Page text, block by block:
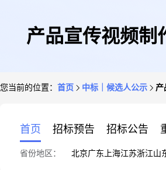
产品宣传视频制
您当前的位置： 首页 中标｜候选人公示 产
首页 招标预告 招标公告
省份地区： 北京广东 上海江苏浙江山